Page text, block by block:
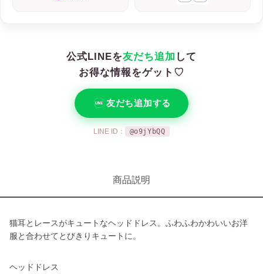
公式LINEを友だち追加 して
お得な情報をゲット♡
友だち追加する
LINE ID： @o9jYbQQ
商品説明
猫耳とレースがキュートなヘッドドレス。ふわふわかわいいお洋
服と合わせてとびきりキュートに。
ヘッドドレス